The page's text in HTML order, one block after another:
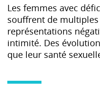
Les femmes avec
souffrent de
représentations
intimité. Des
que leur santé